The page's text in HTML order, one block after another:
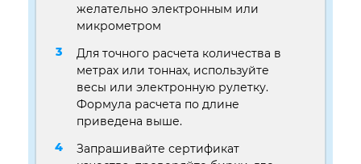
желательно электронным или
микрометром
Для точного расчета количества в
метрах или тоннах, используйте
весы или электронную рулетку.
Формула расчета по длине
приведена выше.
Запрашивайте сертификат